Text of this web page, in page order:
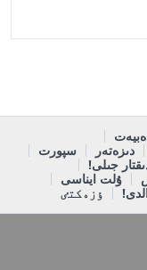
دىزەتەر
سپورت
جىلى!
ۇلت ايناسى
ٶزەكتٸ